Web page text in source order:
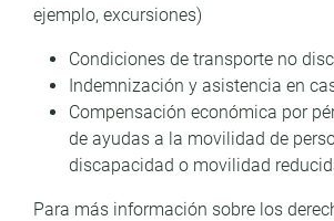
ejemplo, excursiones)
Condiciones de transporte no
Indemnización y asistencia en
Compensación económica por
de ayudas a la movilidad de
discapacidad o movilidad
Para más información sobre los